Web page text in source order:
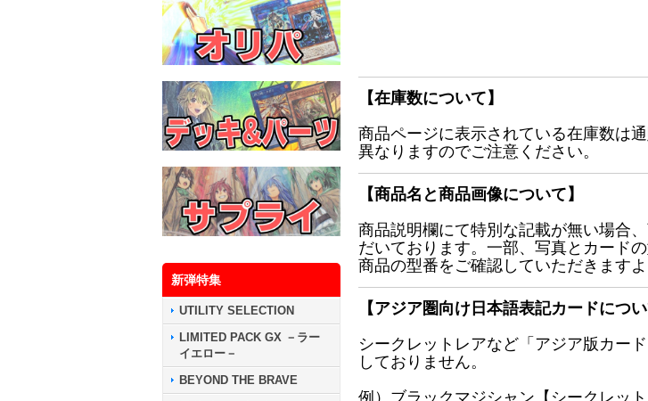
新弾特集
UTILITY SELECTION
LIMITED PACK GX －ラー
イエロー－
BEYOND THE BRAVE
【在庫数について】
商品ページに表示されている在庫数は
異なりますのでご注意ください。
【商品名と商品画像について】
商品説明欄にて特別な記載が無い場合
だいております。一部、写真とカード
商品の型番をご確認していただきます
【アジア圏向け日本語表記カードについ
シークレットレアなど「アジア版カー
しておりません。
例）ブラックマジシャン【シークレッ